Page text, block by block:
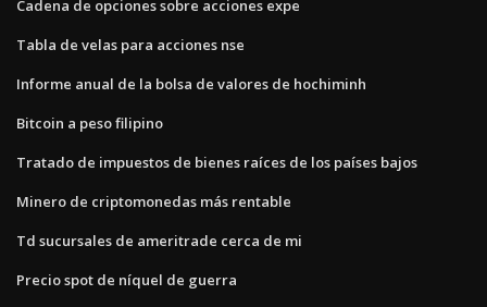
Cadena de opciones sobre acciones expe
Tabla de velas para acciones nse
Informe anual de la bolsa de valores de hochiminh
Bitcoin a peso filipino
Tratado de impuestos de bienes raíces de los países bajos
Minero de criptomonedas más rentable
Td sucursales de ameritrade cerca de mi
Precio spot de níquel de guerra